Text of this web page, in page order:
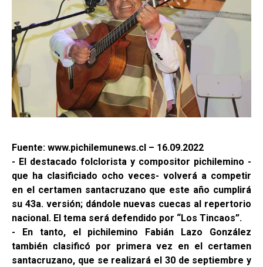
Fuente: www.pichilemunews.cl – 16.09.2022
- El destacado folclorista y compositor pichilemino -
que ha clasificiado ocho veces- volverá a competir
en el certamen santacruzano que este año cumplirá
su 43a. versión; dándole nuevas cuecas al repertorio
nacional. El tema será defendido por “Los Tincaos”.
- En tanto, el pichilemino Fabián Lazo González
también clasificó por primera vez en el certamen
santacruzano, que se realizará el 30 de septiembre y